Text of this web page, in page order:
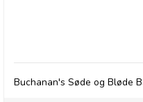
Buchanan's Søde og Bløde